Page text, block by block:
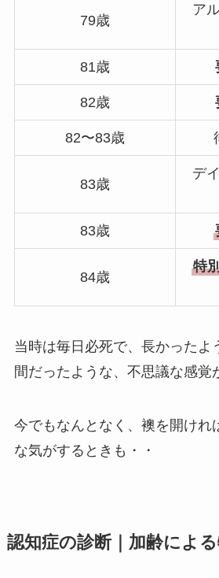
79歳
ア
81歳
82歳
82〜83歳
83歳
デ
83歳
84歳
特
当時は毎日必死で、長かったよ
間だったような、不思議な感覚
今でもなんとなく、襖を開けれ
な気がするときも・・
認知症の診断｜加齢によ